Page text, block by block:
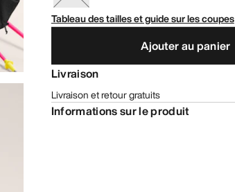
Tableau des tailles et guide sur les coupes
Ajouter au panier
Livraison
Livraison et retour gratuits
Informations sur le produit